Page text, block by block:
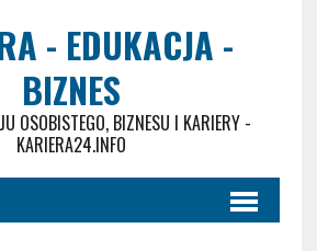
- EDUKACJA -
BIZNES
OSOBISTEGO, BIZNESU I KARIERY -
KARIERA24.INFO